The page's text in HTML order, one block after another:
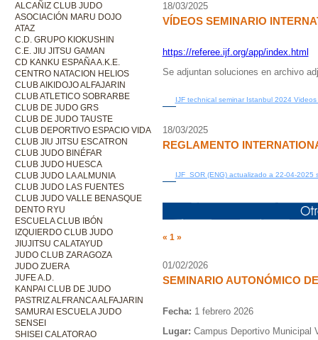
ALCAÑIZ CLUB JUDO
ASOCIACIÓN MARU DOJO
ATAZ
C.D. GRUPO KIOKUSHIN
C.E. JIU JITSU GAMAN
CD KANKU ESPAÑA A.K.E.
CENTRO NATACION HELIOS
CLUB AIKIDOJO ALFAJARIN
CLUB ATLETICO SOBRARBE
CLUB DE JUDO GRS
CLUB DE JUDO TAUSTE
CLUB DEPORTIVO ESPACIO VIDA
CLUB JIU JITSU ESCATRON
CLUB JUDO BINÉFAR
CLUB JUDO HUESCA
CLUB JUDO LA ALMUNIA
CLUB JUDO LAS FUENTES
CLUB JUDO VALLE BENASQUE
DENTO RYU
ESCUELA CLUB IBÓN
IZQUIERDO CLUB JUDO
JIUJITSU CALATAYUD
JUDO CLUB ZARAGOZA
JUDO ZUERA
JUFE A.D.
KANPAI CLUB DE JUDO
PASTRIZ ALFRANCA ALFAJARIN
SAMURAI ESCUELA JUDO
SENSEI
SHISEI CALATORAO
18/03/2025
VÍDEOS SEMINARIO
https://referee.ijf.org/app/index.html
Se adjuntan soluciones en archivo
IJF technical seminar Istanbul 2024 Videos
18/03/2025
REGLAMENTO
IJF_SOR (ENG) actualizado a 22-04-2025
« 1 »
01/02/2026
SEMINARIO AUTONÓMICO
Fecha: 1 febrero 2026
Lugar: Campus Deportivo Municipal